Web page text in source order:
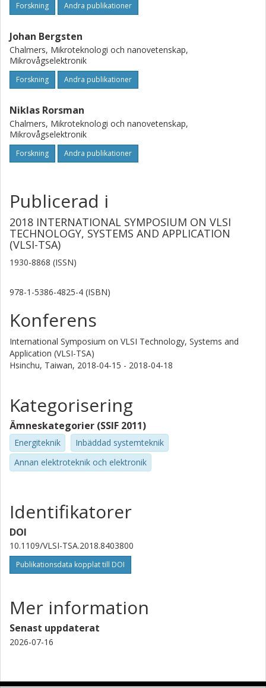
Forskning Andra publikationer
Johan Bergsten
Chalmers, Mikroteknologi och nanovetenskap,
Mikrovågselektronik
Forskning Andra publikationer
Niklas Rorsman
Chalmers, Mikroteknologi och nanovetenskap,
Mikrovågselektronik
Forskning Andra publikationer
Publicerad i
2018 INTERNATIONAL SYMPOSIUM ON VLSI
TECHNOLOGY, SYSTEMS AND APPLICATION
(VLSI-TSA)
1930-8868 (ISSN)
978-1-5386-4825-4 (ISBN)
Konferens
International Symposium on VLSI Technology, Systems and
Application (VLSI-TSA)
Hsinchu, Taiwan, 2018-04-15 - 2018-04-18
Kategorisering
Ämneskategorier (SSIF 2011)
Energiteknik
Inbäddad systemteknik
Annan elektroteknik och elektronik
Identifikatorer
DOI
10.1109/VLSI-TSA.2018.8403800
Publikationsdata kopplat till DOI
Mer information
Senast uppdaterat
2026-07-16